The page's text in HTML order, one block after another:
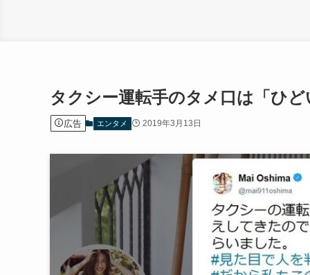
タクシー運転手のタメ口は「ひ
広告 エンタメ 2019年3月13日